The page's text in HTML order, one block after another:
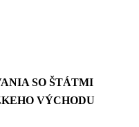
SO ŠTÁTMI
VÝCHODU